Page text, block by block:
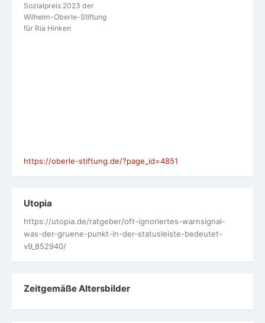
Sozialpreis 2023 der
Wilhelm-Oberle-Stiftung
für Ria Hinken
https://oberle-stiftung.de/?page_id=4851
Utopia
https://utopia.de/ratgeber/oft-ignoriertes-warnsignal-
was-der-gruene-punkt-in-der-statusleiste-bedeutet-
v9_852940/
Zeit­ge­mäße Alters­bil­der